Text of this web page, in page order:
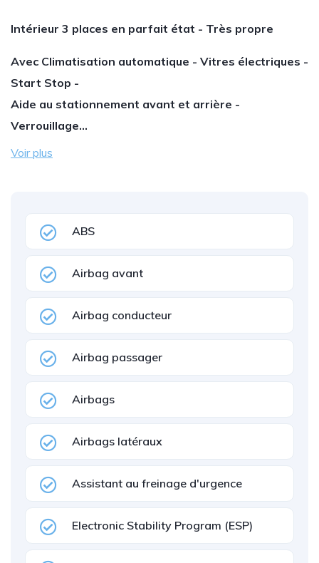
Intérieur 3 places en parfait état - Très propre
Avec Climatisation automatique - Vitres électriques -
Start Stop -
Aide au stationnement avant et arrière -
Verrouillage…
Voir plus
ABS
Airbag avant
Airbag conducteur
Airbag passager
Airbags
Airbags latéraux
Assistant au freinage d'urgence
Electronic Stability Program (ESP)